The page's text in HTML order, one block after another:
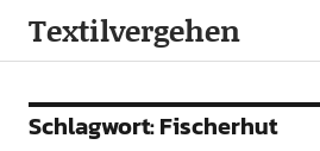
Textilvergehen
Schlagwort:Fischerhut